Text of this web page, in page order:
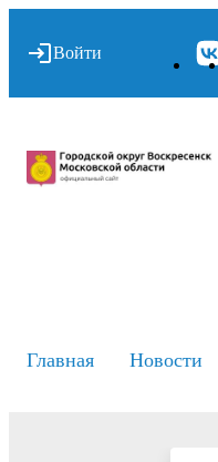
Войти
Главная Новости